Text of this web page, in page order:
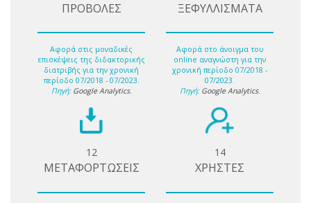
ΠΡΟΒΟΛΕΣ
Αφορά στις μοναδικές
επισκέψεις της διδακτορικής
διατριβής για την χρονική
περίοδο 07/2018 - 07/2023.
Πηγή: Google Analytics.
ΞΕΦΥΛΛΙΣΜΑΤΑ
Αφορά στο άνοιγμα του
online αναγνώστη για την
χρονική περίοδο 07/2018 -
07/2023.
Πηγή: Google Analytics.
12
ΜΕΤΑΦΟΡΤΩΣΕΙΣ
14
ΧΡΗΣΤΕΣ